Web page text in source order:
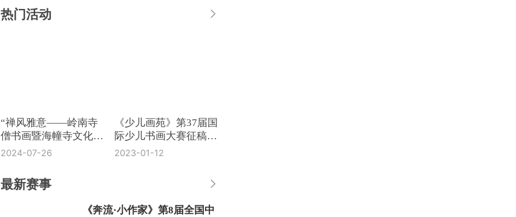
热门活动
“禅风雅意——岭南寺
僧书画暨海幢寺文化
展”在国博开幕
2024-07-26
《少儿画苑》第37届国
际少儿书画大赛征稿通
知
2023-01-12
最新赛事
《奔流·小作家》第8届全国中